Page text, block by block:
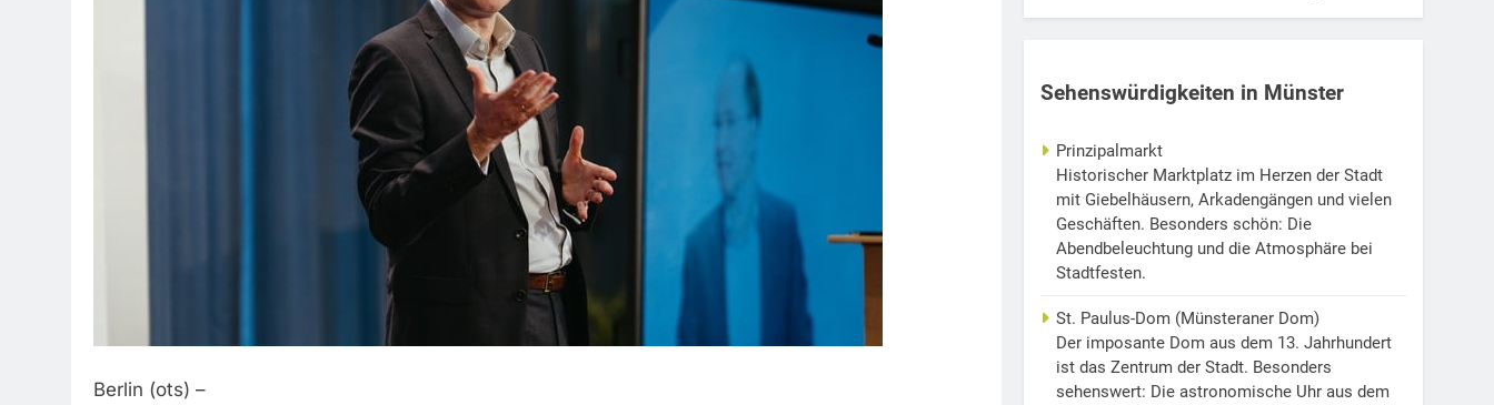
Berlin (ots) –
Sehenswürdigkeiten in Münster
Prinzipalmarkt
Historischer Marktplatz im Herzen der Stadt
mit Giebelhäusern, Arkadengängen und vielen
Geschäften. Besonders schön: Die
Abendbeleuchtung und die Atmosphäre bei
Stadtfesten.
St. Paulus-Dom (Münsteraner Dom)
Der imposante Dom aus dem 13. Jahrhundert
ist das Zentrum der Stadt. Besonders
sehenswert: Die astronomische Uhr aus dem